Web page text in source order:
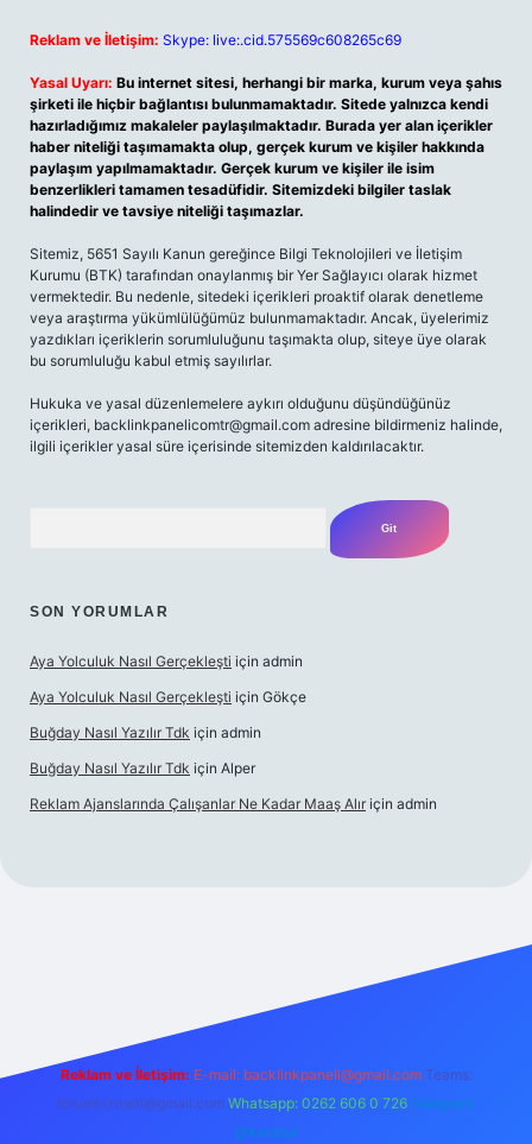
Reklam ve İletişim: Skype: live:.cid.575569c608265c69
Yasal Uyarı: Bu internet sitesi, herhangi bir marka, kurum veya şahıs
şirketi ile hiçbir bağlantısı bulunmamaktadır. Sitede yalnızca kendi
hazırladığımız makaleler paylaşılmaktadır. Burada yer alan içerikler
haber niteliği taşımamakta olup, gerçek kurum ve kişiler hakkında
paylaşım yapılmamaktadır. Gerçek kurum ve kişiler ile isim
benzerlikleri tamamen tesadüfidir. Sitemizdeki bilgiler taslak
halindedir ve tavsiye niteliği taşımazlar.
Sitemiz, 5651 Sayılı Kanun gereğince Bilgi Teknolojileri ve İletişim
Kurumu (BTK) tarafından onaylanmış bir Yer Sağlayıcı olarak hizmet
vermektedir. Bu nedenle, sitedeki içerikleri proaktif olarak denetleme
veya araştırma yükümlülüğümüz bulunmamaktadır. Ancak, üyelerimiz
yazdıkları içeriklerin sorumluluğunu taşımakta olup, siteye üye olarak
bu sorumluluğu kabul etmiş sayılırlar.
Hukuka ve yasal düzenlemelere aykırı olduğunu düşündüğünüz
içerikleri, backlinkpanelicomtr@gmail.com adresine bildirmeniz halinde,
ilgili içerikler yasal süre içerisinde sitemizden kaldırılacaktır.
SON YORUMLAR
Aya Yolculuk Nasıl Gerçekleşti için admin
Aya Yolculuk Nasıl Gerçekleşti için Gökçe
Buğday Nasıl Yazılır Tdk için admin
Buğday Nasıl Yazılır Tdk için Alper
Reklam Ajanslarında Çalışanlar Ne Kadar Maaş Alır için admin
Reklam ve İletişim: E-mail: backlinkpaneli@gmail.com Teams:
forumhizmeti@gmail.com Whatsapp: 0262 606 0 726 Telegram:
@karabul